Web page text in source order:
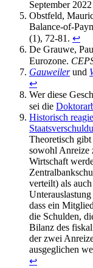
September
Obstfeld,
Balance-of-
(1), 72-81. ↩
De Grauwe,
Eurozone.
Gauweilerund
↩
Wer diese
sei die
Historisch
Theoretisch
sowohl Anreize
Wirtschaft
verteilt) als
dass ein
die Schulden,
Bilanz des
der zwei
ausgeglichen
↩